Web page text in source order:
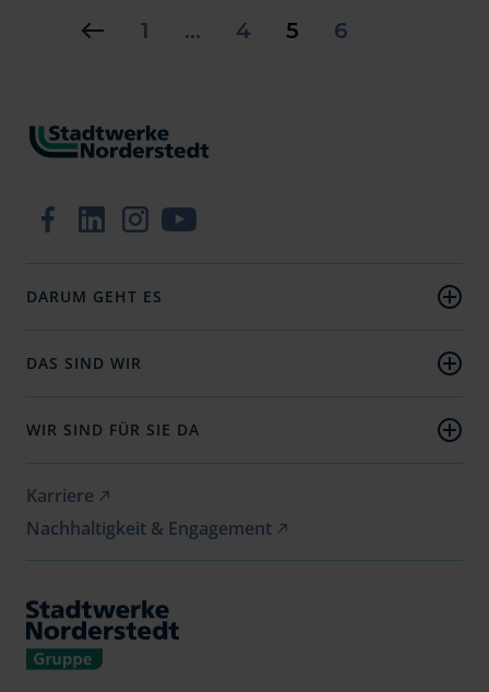
1 … 4 5 6
Zur Facebook-Seite
Zum LinkedIn-Profil
Zum Instagram-Profil
Zum YouTube-Kanal
DARUM GEHT ES
Wärme
E-Mobilität
DAS SIND WIR
Nachhaltigkeit
Jobs
Geschäftskunden
WIR SIND FÜR SIE DA
Kontakt
Hilfe (FAQ)
Verträge kündigen
Vertrag widerrufen
Karriere
Nachhaltigkeit & Engagement